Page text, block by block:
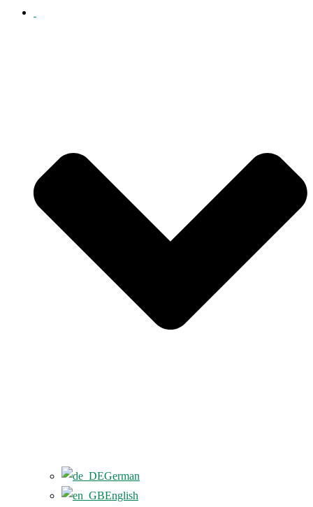
German
English